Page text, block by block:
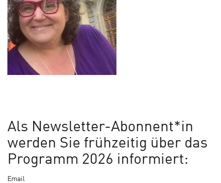
Als Newsletter-Abonnent*in
werden Sie frühzeitig über das
Programm 2026 informiert:
Email